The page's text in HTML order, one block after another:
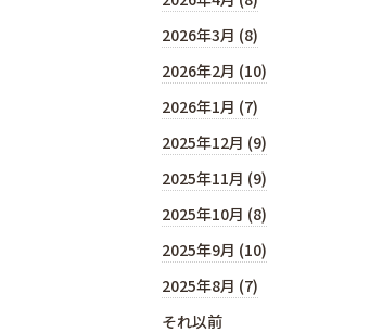
2026年3月 (8)
2026年2月 (10)
2026年1月 (7)
2025年12月 (9)
2025年11月 (9)
2025年10月 (8)
2025年9月 (10)
2025年8月 (7)
それ以前